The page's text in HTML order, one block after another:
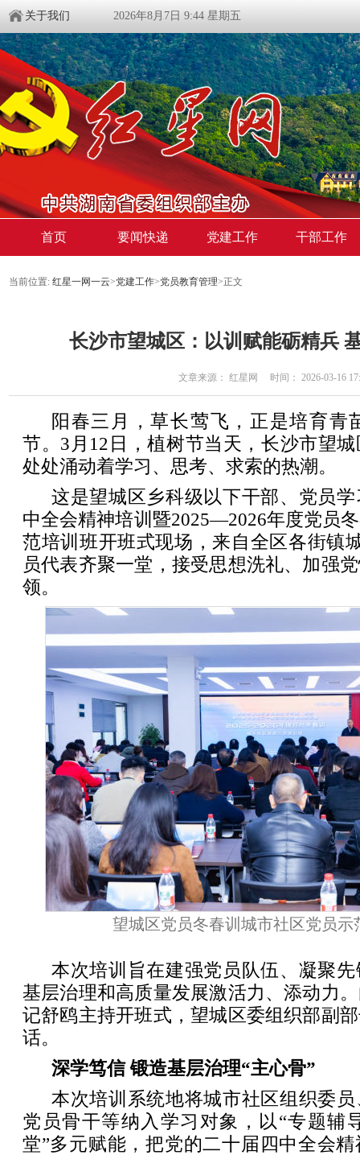
关于我们 2026年8月7日 9:44 星期五
首页 要闻快递 党建工作 干部工作
当前位置: 红星一网一云>党建工作>党员教育管理>正文
长沙市望城区：以训赋能砺精兵
文章来源： 红星网 时间： 2026-03-16
阳春三月，草长莺飞，正是培育青
节。3月12日，植树节当天，长沙市望
处处涌动着学习、思考、求索的热潮。
这是望城区乡科级以下干部、党员
中全会精神培训暨2025—2026年度党员
范培训班开班式现场，来自全区各街镇
员代表齐聚一堂，接受思想洗礼、加强
领。
望城区党员冬春训城市社区党员示
本次培训旨在建强党员队伍、凝聚
基层治理和高质量发展激活力、添动力
记舒鸥主持开班式，望城区委组织部副
话。
深学笃信 锻造基层治理“主心骨”
本次培训系统地将城市社区组织委
党员骨干等纳入学习对象，以“专题辅
堂”多元赋能，把党的二十届四中全会